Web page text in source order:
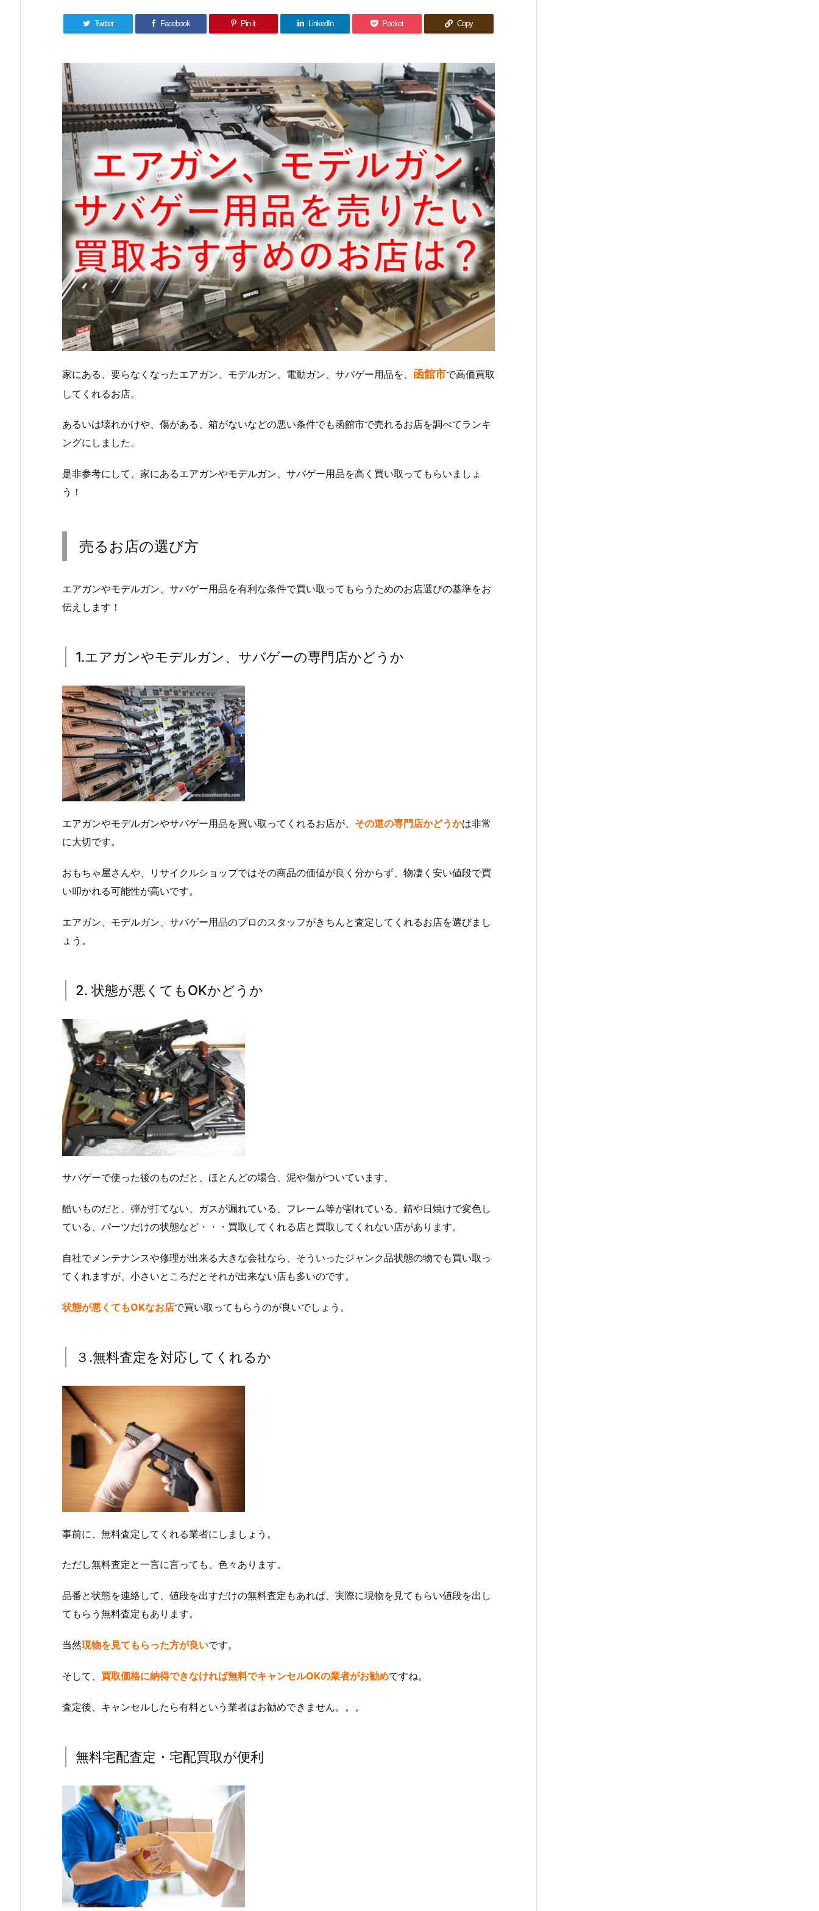
Twitter Facebook Pin it LinkedIn Pocket Copy
家にある、要らなくなったエアガン、モデルガン、電動ガン、サバゲー用品を、 函館市で高価買取
してくれるお店。
あるいは壊れかけや、傷がある、箱がないなどの悪い条件でも函館市で売れるお店を調べてランキ
ングにしました。
是非参考にして、家にあるエアガンやモデルガン、サバゲー用品を高く買い取ってもらいましょ
う！
売るお店の選び方
エアガンやモデルガン、サバゲー用品を有利な条件で買い取ってもらうためのお店選びの基準をお
伝えします！
1.エアガンやモデルガン、サバゲーの専門店かどうか
エアガンやモデルガンやサバゲー用品を買い取ってくれるお店が、 その道の専門店かどうかは非常
に大切です。
おもちゃ屋さんや、リサイクルショップではその商品の価値が良く分からず、物凄く安い値段で買
い叩かれる可能性が高いです。
エアガン、モデルガン、サバゲー用品のプロのスタッフがきちんと査定してくれるお店を選びまし
ょう。
2. 状態が悪くてもOKかどうか
サバゲーで使った後のものだと、ほとんどの場合、泥や傷がついています。
酷いものだと、弾が打てない、ガスが漏れている、フレーム等が割れている、錆や日焼けで変色し
ている、パーツだけの状態など・・・買取してくれる店と買取してくれない店があります。
自社でメンテナンスや修理が出来る大きな会社なら、そういったジャンク品状態の物でも買い取っ
てくれますが、小さいところだとそれが出来ない店も多いのです。
状態が悪くてもOKなお店で買い取ってもらうのが良いでしょう。
３.無料査定を対応してくれるか
事前に、無料査定してくれる業者にしましょう。
ただし無料査定と一言に言っても、色々あります。
品番と状態を連絡して、値段を出すだけの無料査定もあれば、実際に現物を見てもらい値段を出し
てもらう無料査定もあります。
当然現物を見てもらった方が良いです。
そして、 買取価格に納得できなければ無料でキャンセルOKの業者がお勧めですね。
査定後、キャンセルしたら有料という業者はお勧めできません。。。
無料宅配査定・宅配買取が便利